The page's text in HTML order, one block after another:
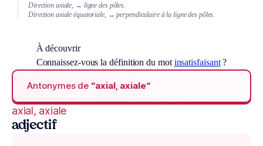
Direction axiale, → ligne des pôles.
Direction axiale équatoriale, → perpendiculaire à la ligne des pôles.
À découvrir
Connaissez-vous la définition du mot insatisfaisant?
Antonymes de “axial, axiale“
axial, axiale
adjectif